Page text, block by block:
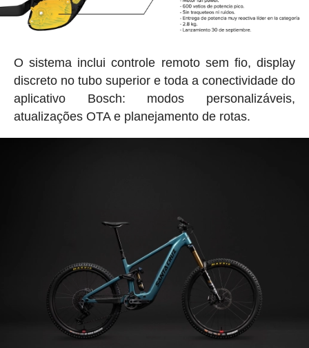
O sistema inclui controle remoto sem fio, display
discreto no tubo superior e toda a conectividade do
aplicativo Bosch: modos personalizáveis,
atualizações OTA e planejamento de rotas.